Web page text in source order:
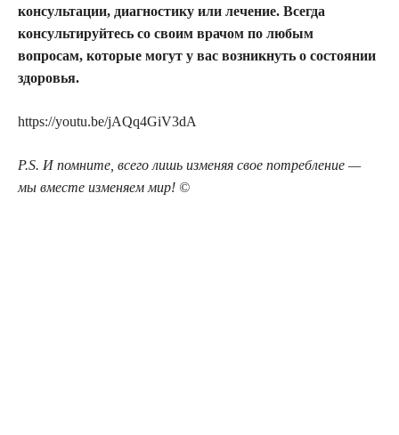
консультации, диагностику или лечение. Всегда
консультируйтесь со своим врачом по любым
вопросам, которые могут у вас возникнуть о состоянии
здоровья.
https://youtu.be/jAQq4GiV3dA
P.S. И помните, всего лишь изменяя свое потребление —
мы вместе изменяем мир! ©